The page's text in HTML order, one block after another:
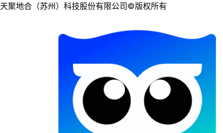
天聚地合（苏州）科技股份有限公司©版权所有